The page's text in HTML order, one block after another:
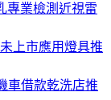
專業檢測近視雷
上市應用燈具推
車借款乾洗店推